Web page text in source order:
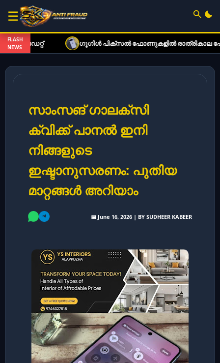
☰
FLASH
NEWS
ഗൂഗിൾ പിക്സൽ ഫോണുകളിൽ രാത്രികാല ഫോട്ടോഗ്രാഫി
സാംസങ് ഗാലക്‌സി
ക്വിക്ക് പാനൽ ഇനി
നിങ്ങളുടെ
ഇഷ്ടാനുസരണം: പുതിയ
മാറ്റങ്ങൾ അറിയാം
📅 June 16, 2026 | BY SUDHEER KABEER